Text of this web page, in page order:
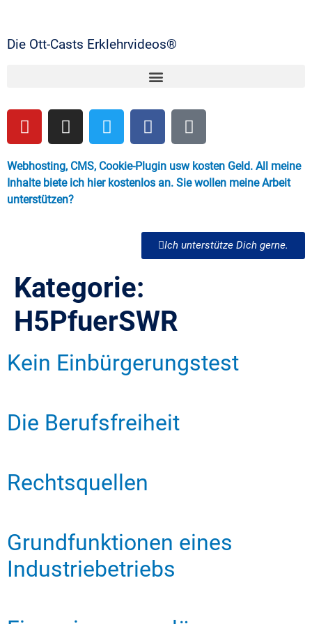
Die Ott-Casts Erklehrvideos®
Webhosting, CMS, Cookie-Plugin usw kosten Geld. All meine
Inhalte biete ich hier kostenlos an. Sie wollen meine Arbeit
unterstützen?
Ich unterstütze Dich gerne.
Kategorie:
H5PfuerSWR
Kein Einbürgerungstest
Die Berufsfreiheit
Rechtsquellen
Grundfunktionen eines
Industriebetriebs